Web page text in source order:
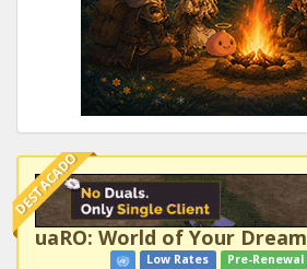
DESTACADO
uaRO: World of Your Dream
Low Rates Pre-Renewal